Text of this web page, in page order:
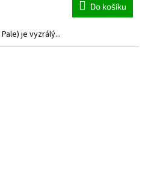
Do košíku
je vyzrálý...